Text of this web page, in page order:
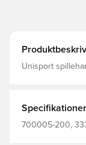
Unisport
gør at du sikkert og
med stilfuldt Unisport-
polyester og
Specifikationer
700005-200,